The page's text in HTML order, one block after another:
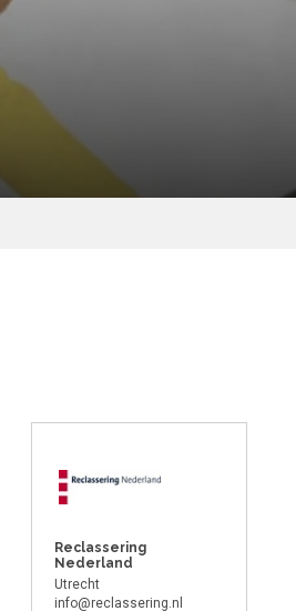
Reclassering
Nederland
Utrecht
info@reclassering.nl